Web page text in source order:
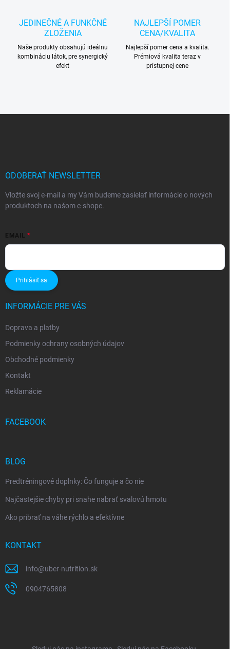
JEDINEČNÉ A FUNKČNÉ
ZLOŽENIA
Naše produkty obsahujú ideálnu
kombináciu látok, pre synergický
efekt
NAJLEPŠÍ POMER
CENA/KVALITA
Najlepší pomer cena a kvalita.
Prémiová kvalita teraz v
prístupnej cene
ODOBERAŤ NEWSLETTER
Vložte svoj e-mail a my Vám budeme zasielať informácie o nových
produktoch na našom e-shope.
EMAIL
Prihlásiť sa
INFORMÁCIE PRE VÁS
Doprava a platby
Podmienky ochrany osobných údajov
Obchodné podmienky
Kontakt
Reklamácie
FACEBOOK
BLOG
Predtréningové doplnky: Čo funguje a čo nie
Najčastejšie chyby pri snahe nabrať svalovú hmotu
Ako pribrať na váhe rýchlo a efektívne
KONTAKT
info@uber-nutrition.sk
0904765808